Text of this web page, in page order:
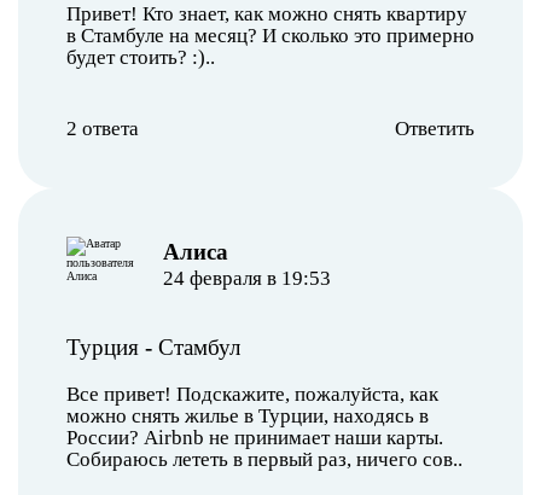
Привет! Кто знает, как можно снять квартиру
в Стамбуле на месяц? И сколько это примерно
будет стоить? :)..
2 ответа Ответить
Алиса
24 февраля в 19:53
Турция - Стамбул
Все привет! Подскажите, пожалуйста, как
можно снять жилье в Турции, находясь в
России? Airbnb не принимает наши карты.
Собираюсь лететь в первый раз, ничего сов..